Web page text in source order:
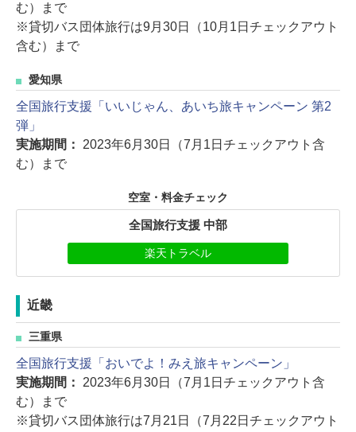
む）まで
※貸切バス団体旅行は9月30日（10月1日チェックアウト
含む）まで
愛知県
全国旅行支援「いいじゃん、あいち旅キャンペーン 第2
弾」
実施期間： 2023年6月30日（7月1日チェックアウト含
む）まで
空室・料金チェック
全国旅行支援 中部
楽天トラベル
近畿
三重県
全国旅行支援「おいでよ！みえ旅キャンペーン」
実施期間： 2023年6月30日（7月1日チェックアウト含
む）まで
※貸切バス団体旅行は7月21日（7月22日チェックアウト